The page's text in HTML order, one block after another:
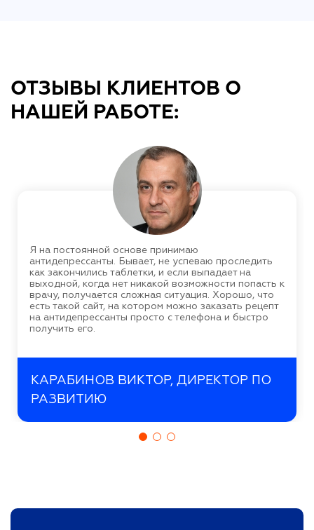
ОТЗЫВЫ КЛИЕНТОВ О
НАШЕЙ РАБОТЕ:
Я на постоянной основе принимаю
антидепрессанты. Бывает, не успеваю проследить
как закончились таблетки, и если выпадает на
выходной, когда нет никакой возможности попасть к
врачу, получается сложная ситуация. Хорошо, что
есть такой сайт, на котором можно заказать рецепт
на антидепрессанты просто с телефона и быстро
получить его.
КАРАБИНОВ ВИКТОР, ДИРЕКТОР ПО
РАЗВИТИЮ